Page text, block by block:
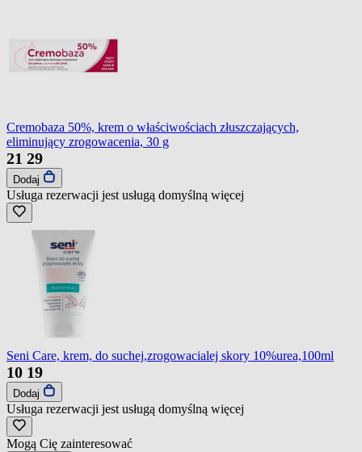
Cremobaza 50%, krem o właściwościach złuszczających,
eliminujący zrogowacenia, 30 g
21 29
Dodaj
Usługa rezerwacji jest usługą domyślną więcej
Seni Care, krem, do suchej,zrogowacialej skory 10%urea,100ml
10 19
Dodaj
Usługa rezerwacji jest usługą domyślną więcej
Mogą Cię zainteresować